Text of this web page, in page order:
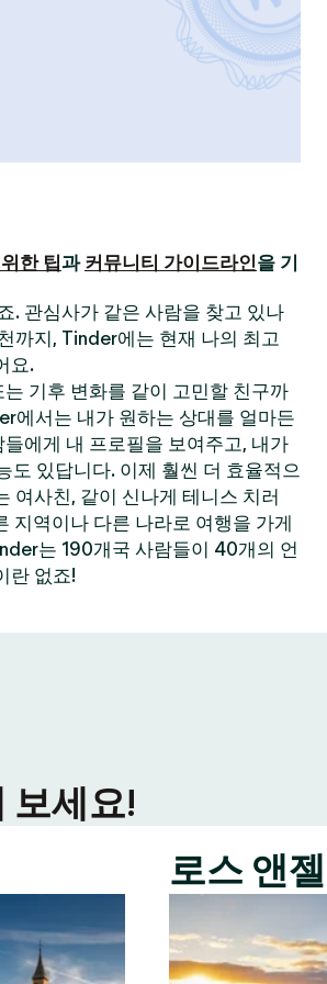
한 팁과 커뮤니티 가이드라인을 기
. 관심사가 같은 사람을 찾고 있나
까지, Tinder에는 현재 나의 최고
요.
기후 변화를 같이 고민할 친구까
에서는 내가 원하는 상대를 얼마든
에게 내 프로필을 보여주고, 내가
도 있답니다. 이제 훨씬 더 효율적으
여사친, 같이 신나게 테니스 치러
지역이나 다른 나라로 여행을 가게
는 190개국 사람들이 40개의 언
란 없죠!
보세요!
로스 앤